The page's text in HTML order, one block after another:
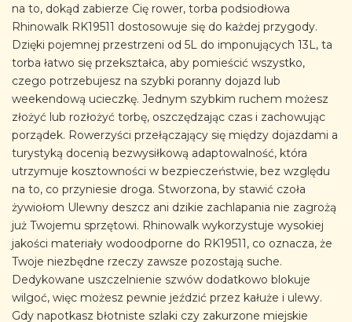
na to, dokąd zabierze Cię rower, torba podsiodłowa
Rhinowalk RK19511 dostosowuje się do każdej przygody.
Dzięki pojemnej przestrzeni od 5L do imponujących 13L, ta
torba łatwo się przekształca, aby pomieścić wszystko,
czego potrzebujesz na szybki poranny dojazd lub
weekendową ucieczkę. Jednym szybkim ruchem możesz
złożyć lub rozłożyć torbę, oszczędzając czas i zachowując
porządek. Rowerzyści przełączający się między dojazdami a
turystyką docenią bezwysiłkową adaptowalność, która
utrzymuje kosztowności w bezpieczeństwie, bez względu
na to, co przyniesie droga. Stworzona, by stawić czoła
żywiołom Ulewny deszcz ani dzikie zachlapania nie zagrożą
już Twojemu sprzętowi. Rhinowalk wykorzystuje wysokiej
jakości materiały wodoodporne do RK19511, co oznacza, że
Twoje niezbędne rzeczy zawsze pozostają suche.
Dedykowane uszczelnienie szwów dodatkowo blokuje
wilgoć, więc możesz pewnie jeździć przez kałuże i ulewy.
Gdy napotkasz błotniste szlaki czy zakurzone miejskie